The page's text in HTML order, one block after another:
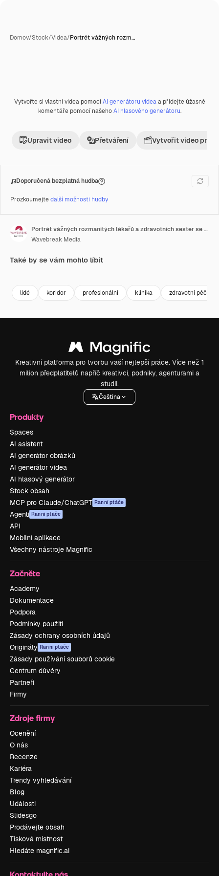
Domov/Stock/Videa/Portrét vážných rozm…
Premium
Vytvořte si vlastní videa pomocíAI generátoru videaa přidejte úžasné
komentáře pomocí našehoAI hlasového generátoru.
Upravit video Přetváření Vytvořit video
Doporučená bezplatná hudba
Prozkoumejtedalší možnosti hudby
Portrét vážných rozmanitých lékařů a zdravotních sester se zkříženýma rukama ve zpomaleném záběru, neupraveno.
Wavebreak Media
Také by se vám mohlo líbit
lidé koridor profesionální klinika zdravotní péče
Kreativní platforma pro tvorbu vaší nejlepší práce. Více než 1
milion předplatitelů napříč kreativci, podniky, agenturami a
studii.
Čeština
Produkty
Spaces
AI asistent
AI generátor obrázků
AI generátor videa
AI hlasový generátor
Stock obsah
MCP pro Claude/ChatGPT Ranní ptáče
Agenti Ranní ptáče
API
Mobilní aplikace
Všechny nástroje Magnific
Začněte
Academy
Dokumentace
Podpora
Podmínky použití
Zásady ochrany osobních údajů
Originály Ranní ptáče
Zásady používání souborů cookie
Centrum důvěry
Partneři
Firmy
Zdroje firmy
Ocenění
O nás
Recenze
Kariéra
Trendy vyhledávání
Blog
Události
Slidesgo
Prodávejte obsah
Tisková místnost
Hledáte magnific.ai